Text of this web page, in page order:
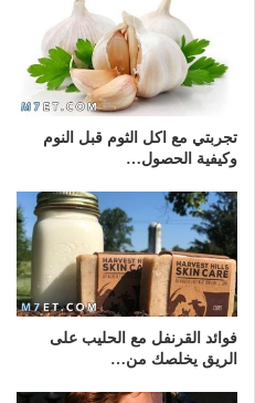
تجربتي مع اكل الثوم قبل النوم
وكيفية الحصول…
فوائد القرنفل مع الحليب على
الريق يخلصك من…